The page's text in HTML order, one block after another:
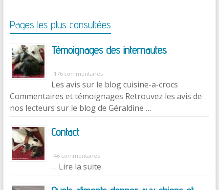
Pages les plus consultées
Témoignages des internautes
176 commentaires
Les avis sur le blog cuisine-a-crocs
Commentaires et témoignages Retrouvez les avis de
nos lecteurs sur le blog de Géraldine …
Contact
46 commentaires
… Lire la suite